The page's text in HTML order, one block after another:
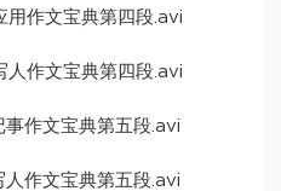
作文宝典第四段.avi
作文宝典第四段.avi
作文宝典第五段.avi
作文宝典第五段.avi